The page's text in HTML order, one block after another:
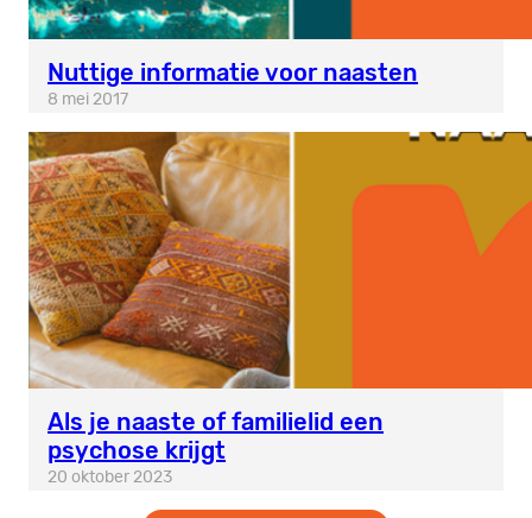
Nuttige informatie voor naasten
8 mei 2017
Als je naaste of familielid een
psychose krijgt
20 oktober 2023